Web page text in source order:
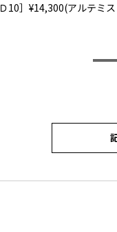
］¥14,300(アルテミ